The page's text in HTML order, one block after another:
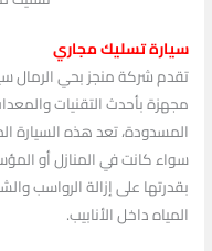
سيارة تسليك مجاري
تقدم شركة منجز بحي الرمال
مجهزة بأحدث التقنيات
المسدودة، تعد هذه السيارة
سواء كانت في المنازل أو
بقدرتها على إزالة الرواسب
المياه داخل الأنابيب.